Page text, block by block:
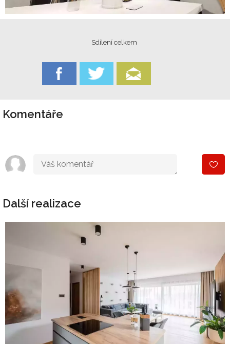
Sdílení celkem
Komentáře
Další realizace